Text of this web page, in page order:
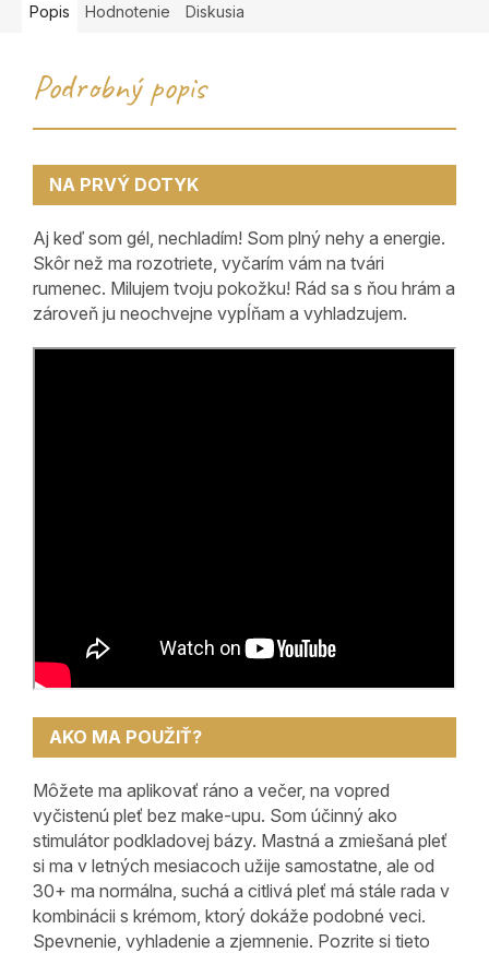
Popis Hodnotenie Diskusia
Podrobný popis
NA PRVÝ DOTYK
Aj keď som gél, nechladím! Som plný nehy a energie.
Skôr než ma rozotriete, vyčarím vám na tvári
rumenec. Milujem tvoju pokožku! Rád sa s ňou hrám a
zároveň ju neochvejne vypĺňam a vyhladzujem.
AKO MA POUŽIŤ?
Môžete ma aplikovať ráno a večer, na vopred
vyčistenú pleť bez make-upu. Som účinný ako
stimulátor podkladovej bázy. Mastná a zmiešaná pleť
si ma v letných mesiacoch užije samostatne, ale od
30+ ma normálna, suchá a citlivá pleť má stále rada v
kombinácii s krémom, ktorý dokáže podobné veci.
Spevnenie, vyhladenie a zjemnenie. Pozrite si tieto